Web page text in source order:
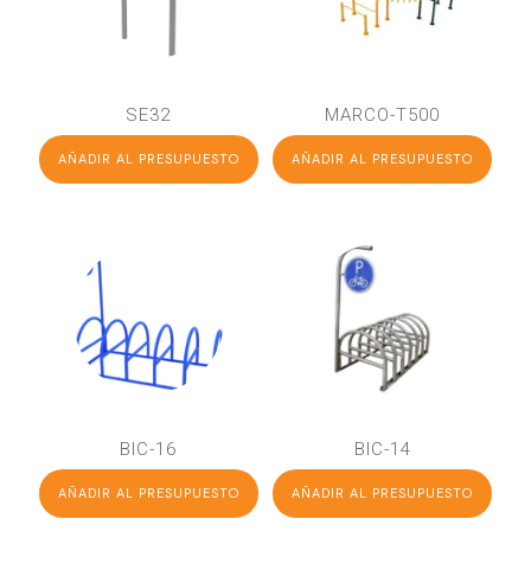
SE32
AÑADIR AL PRESUPUESTO
MARCO-T500
AÑADIR AL PRESUPUESTO
BIC-16
AÑADIR AL PRESUPUESTO
BIC-14
AÑADIR AL PRESUPUESTO